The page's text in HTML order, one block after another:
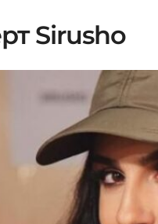
Sirusho